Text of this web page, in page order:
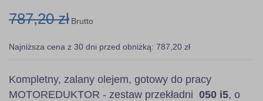
787,20 zł Brutto
Najniższa cena z 30 dni przed obniżką: 787,20 zł
Kompletny, zalany olejem, gotowy do pracy
MOTOREDUKTOR - zestaw przekładni 050 i5, o